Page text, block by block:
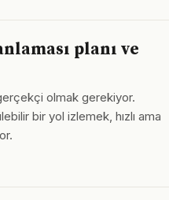
planı ve
olmak gerekiyor.
bir yol izlemek, hızlı ama